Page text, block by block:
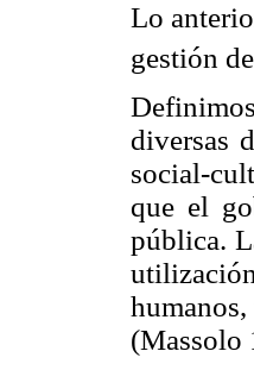
Lo
gestión
diversas
social-
que el
pública.
(Massolo